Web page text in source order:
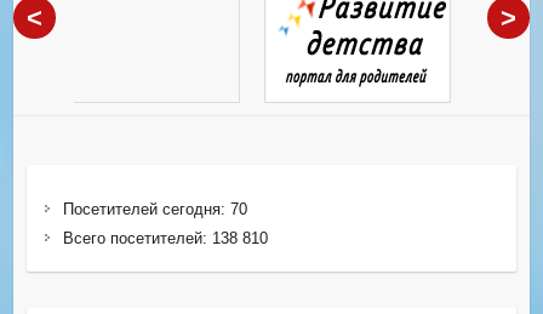
< >
Посетителей сегодня: 70
Всего посетителей: 138 810